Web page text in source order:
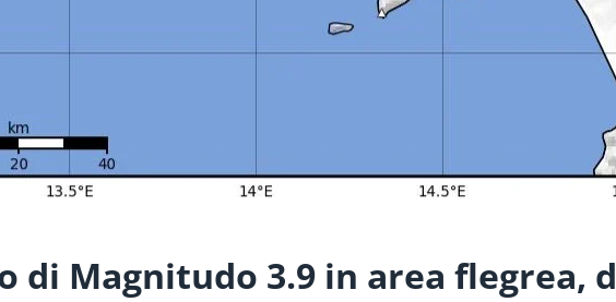
di Magnitudo 3.9 in area flegrea, d